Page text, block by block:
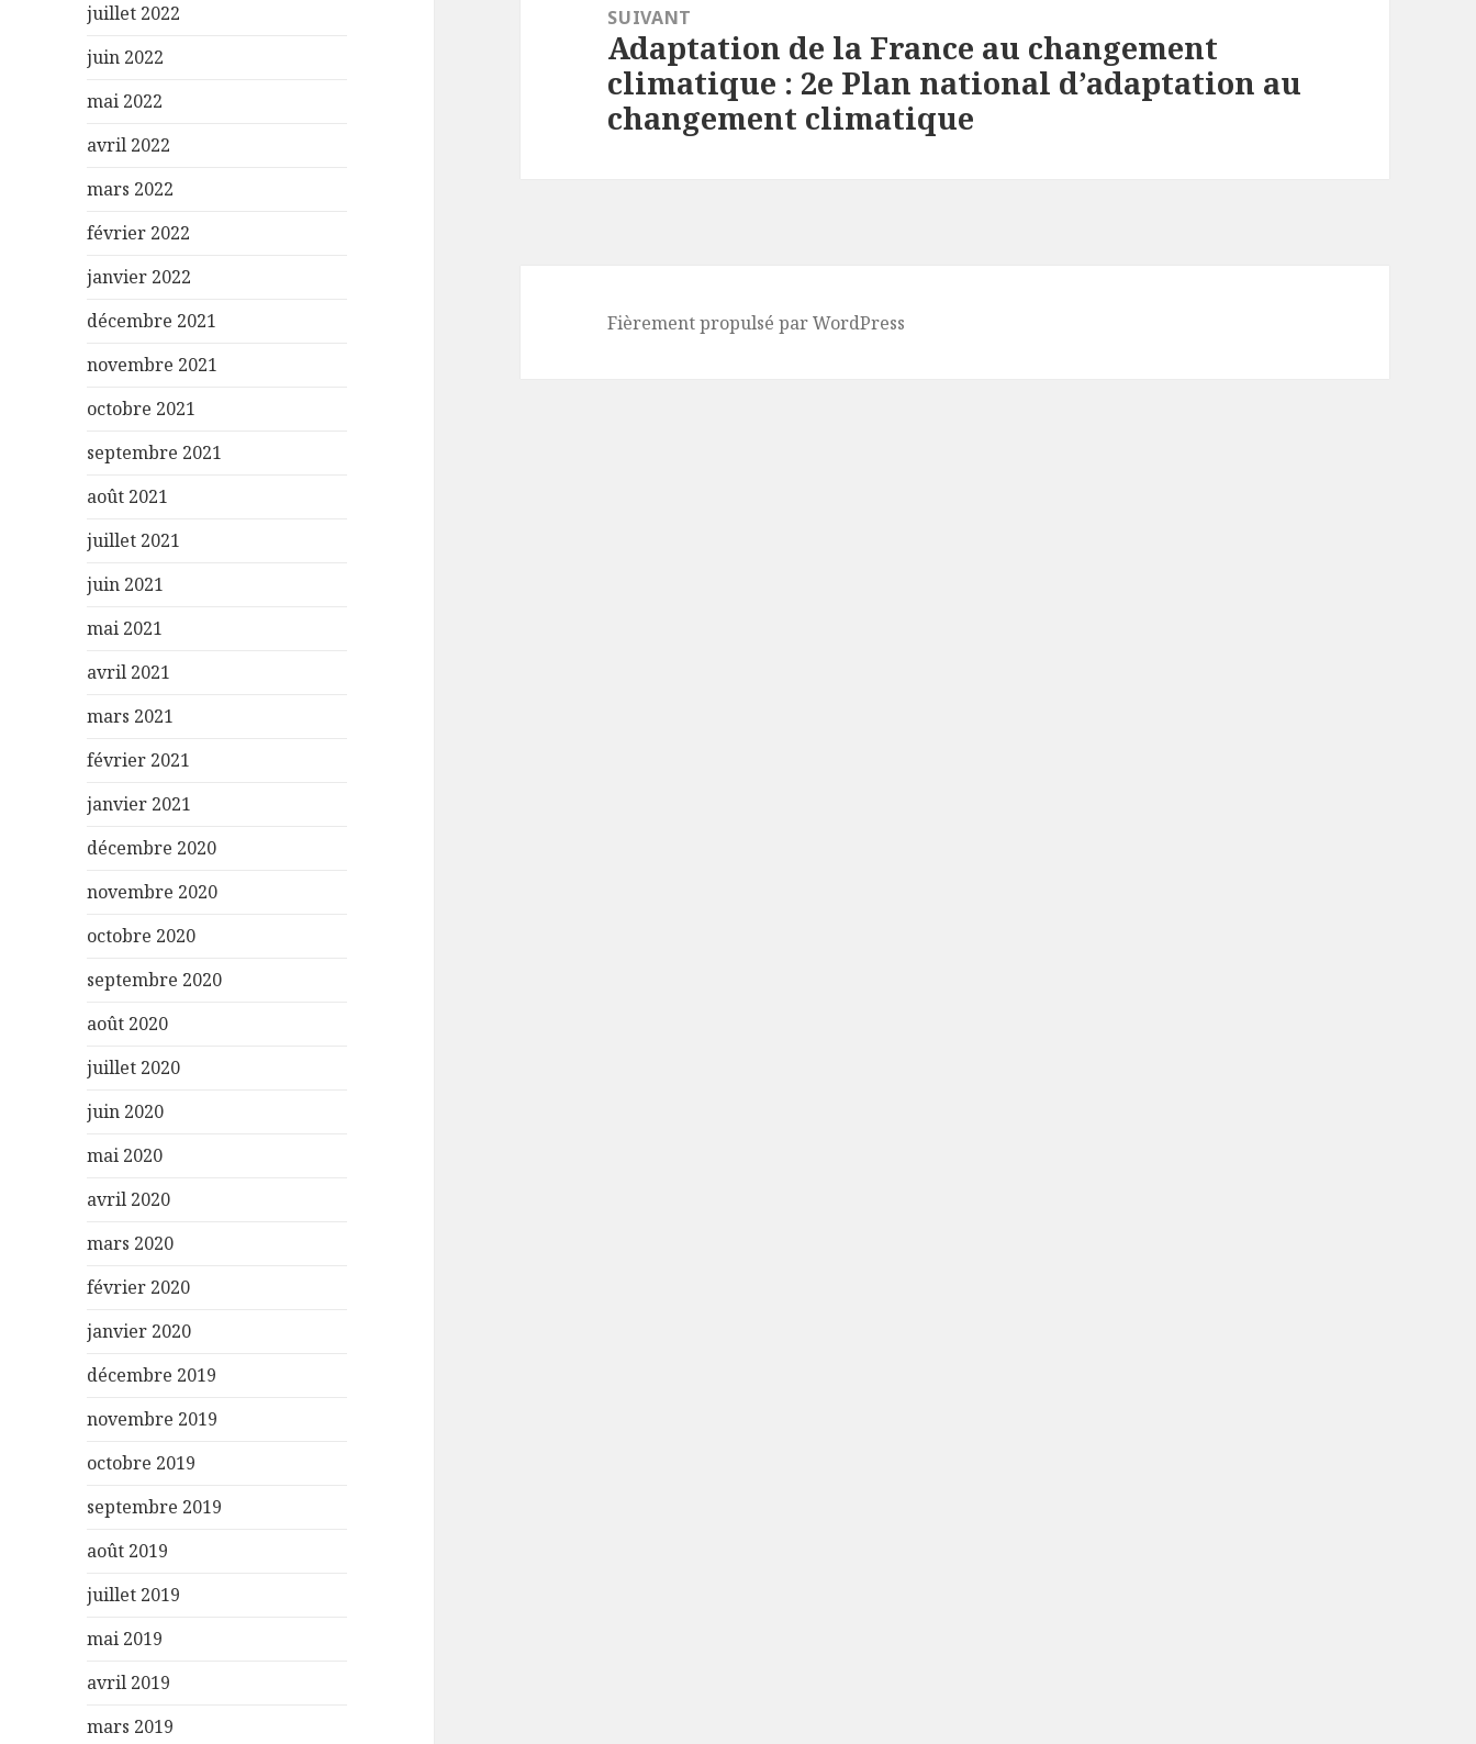
juillet 2022
juin 2022
mai 2022
avril 2022
mars 2022
février 2022
janvier 2022
décembre 2021
novembre 2021
octobre 2021
septembre 2021
août 2021
juillet 2021
juin 2021
mai 2021
avril 2021
mars 2021
février 2021
janvier 2021
décembre 2020
novembre 2020
octobre 2020
septembre 2020
août 2020
juillet 2020
juin 2020
mai 2020
avril 2020
mars 2020
février 2020
janvier 2020
décembre 2019
novembre 2019
octobre 2019
septembre 2019
août 2019
juillet 2019
mai 2019
avril 2019
mars 2019
SUIVANT
Article
suivant :
Adaptation de la France au changement
climatique : 2e Plan national d’adaptation au
changement climatique
Fièrement propulsé par WordPress